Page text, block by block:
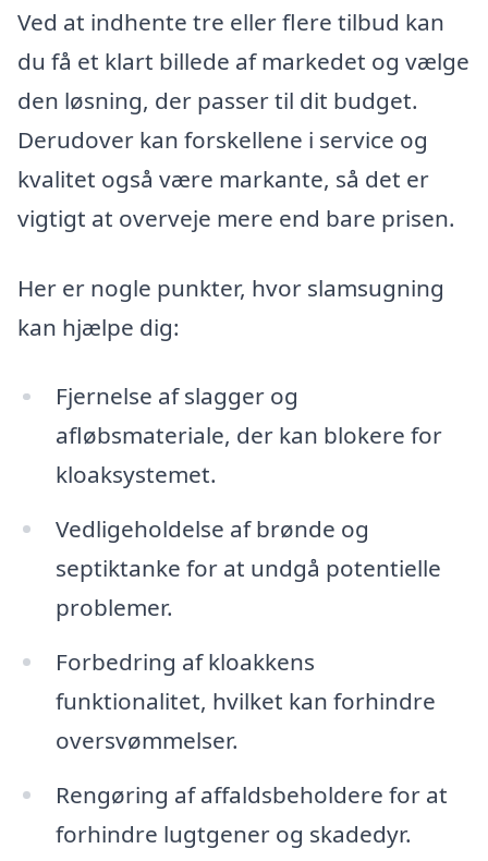
Ved at indhente tre eller flere tilbud kan
du få et klart billede af markedet og vælge
den løsning, der passer til dit budget.
Derudover kan forskellene i service og
kvalitet også være markante, så det er
vigtigt at overveje mere end bare prisen.
Her er nogle punkter, hvor slamsugning
kan hjælpe dig:
Fjernelse af slagger og
afløbsmateriale, der kan blokere for
kloaksystemet.
Vedligeholdelse af brønde og
septiktanke for at undgå potentielle
problemer.
Forbedring af kloakkens
funktionalitet, hvilket kan forhindre
oversvømmelser.
Rengøring af affaldsbeholdere for at
forhindre lugtgener og skadedyr.